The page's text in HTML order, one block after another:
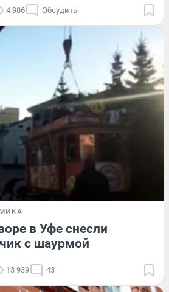
4 986 Обсудить
в Уфе снесли
с шаурмой
13 939 43